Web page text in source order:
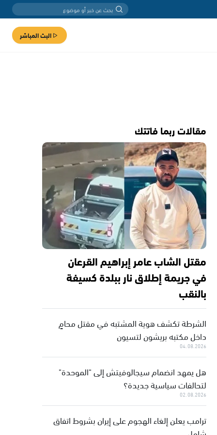
البث المباشر
مقالات ربما فاتتك
مقتل الشاب عامر إبراهيم القرعان
في جريمة إطلاق نار ببلدة كسيفة
بالنقب
الشرطة تكشف هوية المشتبه في مقتل محامٍ
داخل مكتبه بريشون لتسيون
04.08.2026
هل يمهد انضمام سيجالوفيتش إلى "الموحدة"
لتحالفات سياسية جديدة؟
02.08.2026
ترامب يعلن إلغاء الهجوم على إيران بشروط اتفاق